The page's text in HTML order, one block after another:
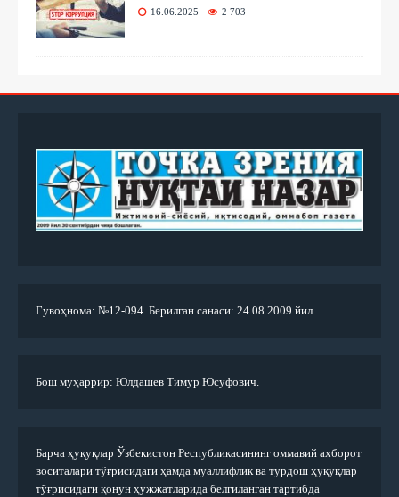
16.06.2025 2 703
Гувоҳнома: №12-094. Берилган санаси: 24.08.2009 йил.
Бош муҳаррир: Юлдашев Тимур Юсуфович.
Барча ҳуқуқлар Ўзбекистон Республикасининг оммавий ахборот
воситалари тўғрисидаги ҳамда муаллифлик ва турдош ҳуқуқлар
тўғрисидаги қонун ҳужжатларида белгиланган тартибда